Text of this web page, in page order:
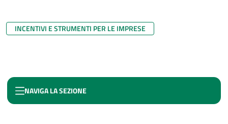
INCENTIVI E STRUMENTI PER LE IMPRESE
NAVIGA LA SEZIONE
FONDO DI CONTRASTO ALLA DEINDUSTRIALIZZAZIONE